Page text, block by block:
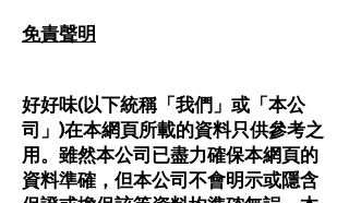
免責聲明
好好味(以下統稱「我們」或「本公
司」)在本網頁所載的資料只供參考之
用。雖然本公司已盡力確保本網頁的
資料準確，但本公司不會明示或隱含